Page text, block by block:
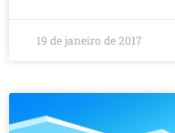
19 de janeiro de 2017